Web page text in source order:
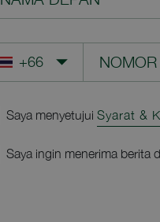
Saya menyetujui Syarat &
Saya ingin menerima berita